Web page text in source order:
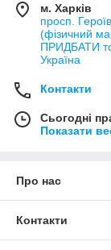
м. Харків
просп.
(фізичний
ПРИДБАТИ
Україна
Контакти
Сьогодні
Показати
Про нас
Контакти